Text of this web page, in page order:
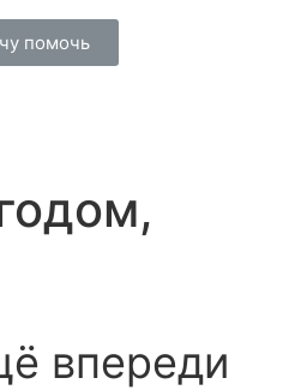
помочь
впереди